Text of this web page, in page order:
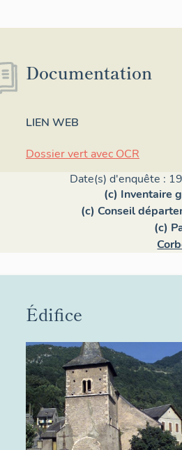
Documentation
LIEN WEB
Dossier vert avec OCR
Date(s) d'enquête :
(c) Inventaire
(c) Conseil
(c)
Édifice